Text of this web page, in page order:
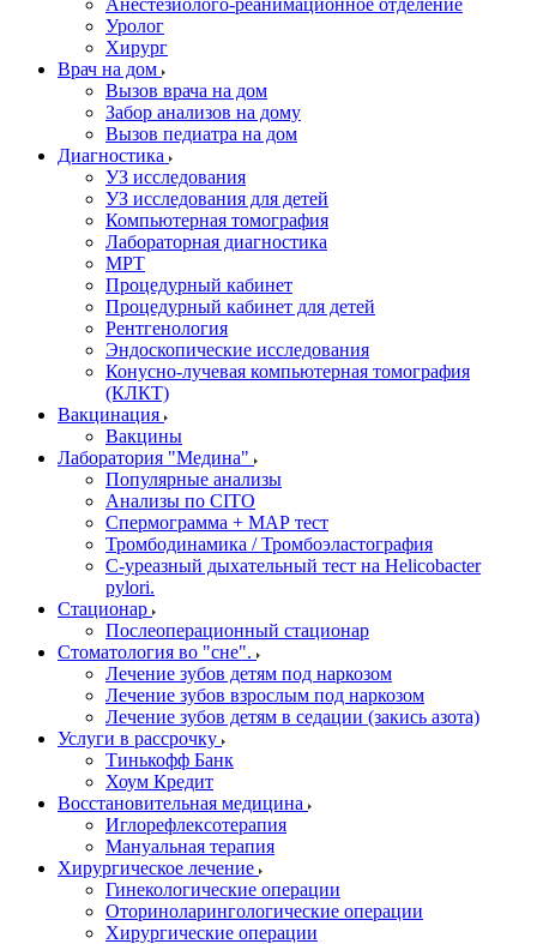
Анестезиолого-реанимационное отделение
Уролог
Хирург
Врач на дом
Вызов врача на дом
Забор анализов на дому
Вызов педиатра на дом
Диагностика
УЗ исследования
УЗ исследования для детей
Компьютерная томография
Лабораторная диагностика
МРТ
Процедурный кабинет
Процедурный кабинет для детей
Рентгенология
Эндоскопические исследования
Конусно-лучевая компьютерная томография
(КЛКТ)
Вакцинация
Вакцины
Лаборатория "Медина"
Популярные анализы
Анализы по CITO
Спермограмма + МАР тест
Тромбодинамика / Тромбоэластография
С-уреазный дыхательный тест на Helicobacter
pylori.
Стационар
Послеоперационный стационар
Стоматология во "сне".
Лечение зубов детям под наркозом
Лечение зубов взрослым под наркозом
Лечение зубов детям в седации (закись азота)
Услуги в рассрочку
Тинькофф Банк
Хоум Кредит
Восстановительная медицина
Иглорефлексотерапия
Мануальная терапия
Хирургическое лечение
Гинекологические операции
Оториноларингологические операции
Хирургические операции